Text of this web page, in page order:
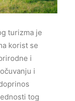
turizma je
korist se
i
i
tog